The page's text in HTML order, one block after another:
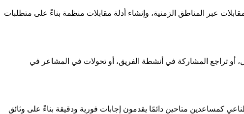
عبر المناطق الزمنية، وإنشاء أدلة مقابلات منظمة بناءً على متطلبات
أو تراجع المشاركة في أنشطة الفريق، أو تحولات في المشاعر في
كمساعدين متاحين دائمًا يقدمون إجابات فورية ودقيقة بناءً على وثائق